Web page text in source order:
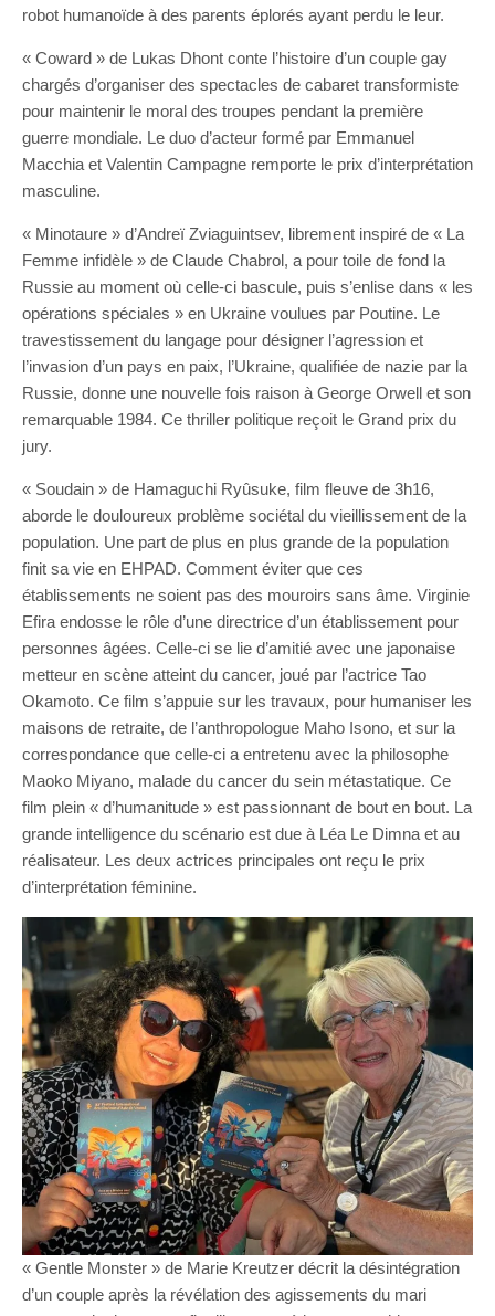
robot humanoïde à des parents éplorés ayant perdu le leur.
« Coward » de Lukas Dhont conte l’histoire d’un couple gay
chargés d’organiser des spectacles de cabaret transformiste
pour maintenir le moral des troupes pendant la première
guerre mondiale. Le duo d’acteur formé par Emmanuel
Macchia et Valentin Campagne remporte le prix d’interprétation
masculine.
« Minotaure » d’Andreï Zviaguintsev, librement inspiré de « La
Femme infidèle » de Claude Chabrol, a pour toile de fond la
Russie au moment où celle-ci bascule, puis s’enlise dans « les
opérations spéciales » en Ukraine voulues par Poutine. Le
travestissement du langage pour désigner l’agression et
l’invasion d’un pays en paix, l’Ukraine, qualifiée de nazie par la
Russie, donne une nouvelle fois raison à George Orwell et son
remarquable 1984. Ce thriller politique reçoit le Grand prix du
jury.
« Soudain » de Hamaguchi Ryûsuke, film fleuve de 3h16,
aborde le douloureux problème sociétal du vieillissement de la
population. Une part de plus en plus grande de la population
finit sa vie en EHPAD. Comment éviter que ces
établissements ne soient pas des mouroirs sans âme. Virginie
Efira endosse le rôle d’une directrice d’un établissement pour
personnes âgées. Celle-ci se lie d’amitié avec une japonaise
metteur en scène atteint du cancer, joué par l’actrice Tao
Okamoto. Ce film s’appuie sur les travaux, pour humaniser les
maisons de retraite, de l’anthropologue Maho Isono, et sur la
correspondance que celle-ci a entretenu avec la philosophe
Maoko Miyano, malade du cancer du sein métastatique. Ce
film plein « d’humanitude » est passionnant de bout en bout. La
grande intelligence du scénario est due à Léa Le Dimna et au
réalisateur. Les deux actrices principales ont reçu le prix
d’interprétation féminine.
« Gentle Monster » de Marie Kreutzer décrit la désintégration
d’un couple après la révélation des agissements du mari